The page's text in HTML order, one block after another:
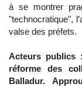
à se montrer
"technocratique",
valse des préfets.
Acteurs publics
réforme des
Balladur.